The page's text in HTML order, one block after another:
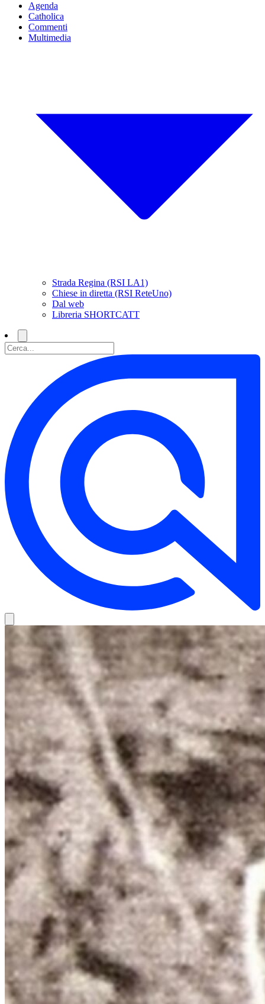
Agenda
Catholica
Commenti
Multimedia
Strada Regina (RSI LA1)
Chiese in diretta (RSI ReteUno)
Dal web
Libreria SHORTCATT